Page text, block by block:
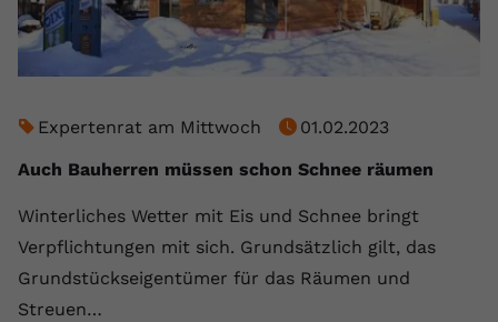
Expertenrat am Mittwoch
01.02.2023
Auch Bauherren müssen schon Schnee räumen
Winterliches Wetter mit Eis und Schnee bringt
Verpflichtungen mit sich. Grundsätzlich gilt, das
Grundstückseigentümer für das Räumen und
Streuen…